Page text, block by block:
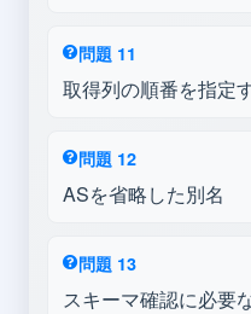
問題 11
取得列の順番を指定
問題 12
ASを省略した別名
問題 13
スキーマ確認に必要